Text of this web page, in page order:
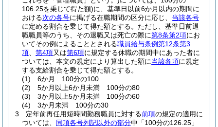
106.25を乗じて得た額)に、基準日以前6か月以内の期間に
おける次の各号に掲げる在職期間の区分に応じ、 当該各号
に定める割合を乗じて得た額とする。 ただし、基準日前退
職職員等のうち、その退職又は死亡の際に第8条第2項にお
いてその例によることとされる職員給与条例第12条第3
項
第4項又は第6項に規定する休職の期間中にあった者に
ついては、本文の規定により算出した額に当該各項に規定
する支給割合を乗じて得た額とする。
(1)
6か月 100分の100
(2)
5か月以上6か月未満 100分の80
(3)
3か月以上5か月未満 100分の60
(4)
3か月未満 100分の30
3
定年前再任用短時間勤務職員に対する前項の規定の適用に
ついては、 同項各号列記以外の部分中「100分の126.25」